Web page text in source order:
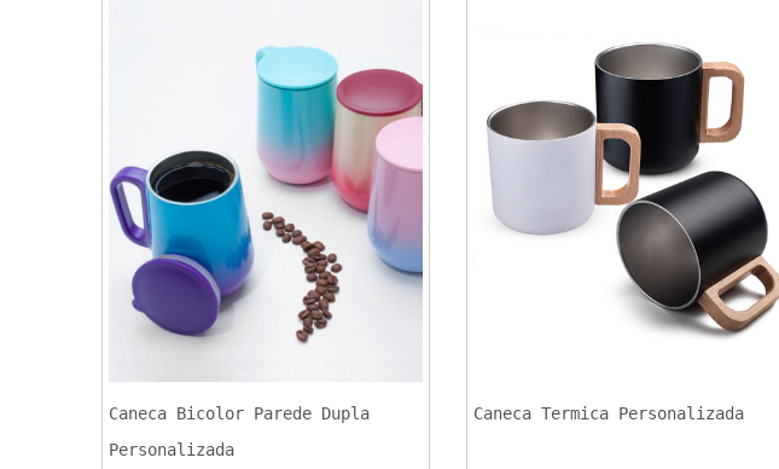
Caneca Bicolor Parede Dupla
Personalizada
Caneca Termica Personalizada